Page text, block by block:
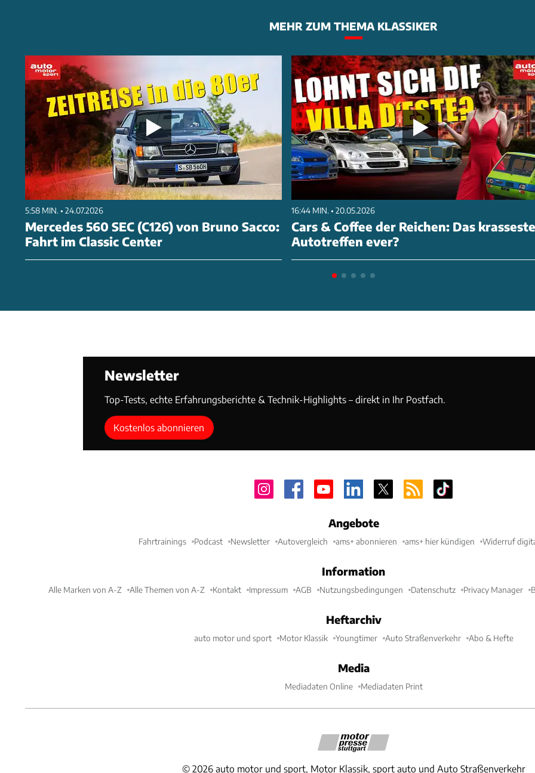
MEHR ZUM THEMA KLASSIKER
5:58 MIN. • 24.07.2026
Mercedes 560 SEC (C126) von Bruno Sacco:
Fahrt im Classic Center
16:44 MIN. • 20.05.2026
Cars & Coffee der Reichen: Das
Autotreffen ever?
Newsletter
Top-Tests, echte Erfahrungsberichte & Technik-Highlights – direkt in Ihr Postfach.
Kostenlos abonnieren
Angebote
Fahrtrainings Podcast Newsletter Autovergleich ams+ abonnieren ams+ hier kündigen Widerruf
Information
Alle Marken von A-Z Alle Themen von A-Z Kontakt Impressum AGB Nutzungsbedingungen Datenschutz Privacy Manager
Heftarchiv
auto motor und sport Motor Klassik Youngtimer Auto Straßenverkehr Abo & Hefte
Media
Mediadaten Online Mediadaten Print
© 2026 auto motor und sport, Motor Klassik, sport auto und Auto Straßenverkehr